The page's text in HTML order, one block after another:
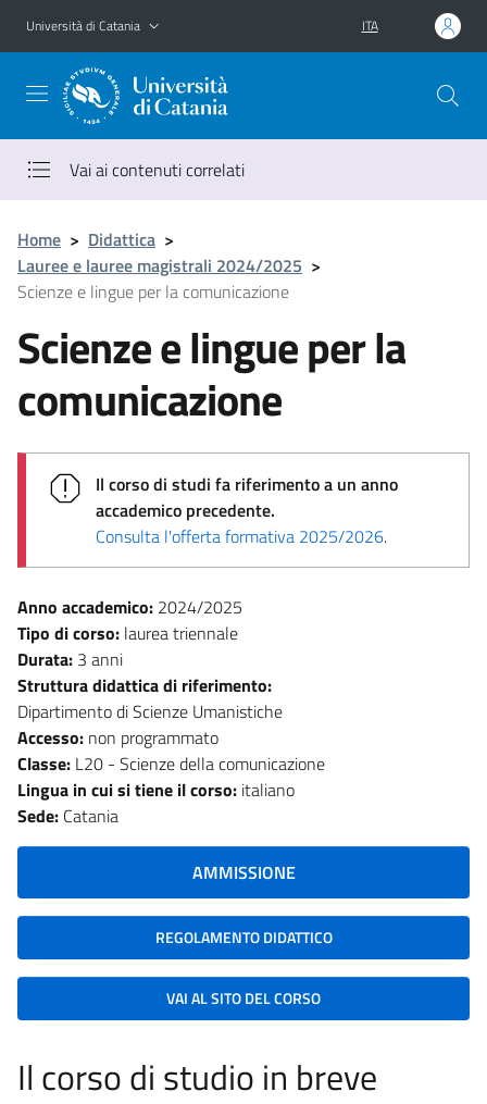
Vai al contenuto principale
Vai al menu di navigazione
Università di Catania ITA
Vai ai contenuti correlati
Home > Didattica >
Lauree e lauree magistrali 2024/2025 >
Scienze e lingue per la comunicazione
Scienze e lingue per la
comunicazione
Il corso di studi fa riferimento a un anno
accademico precedente.
Consulta l'offerta formativa 2025/2026.
Anno accademico: 2024/2025
Tipo di corso: laurea triennale
Durata: 3 anni
Struttura didattica di riferimento:
Dipartimento di Scienze Umanistiche
Accesso: non programmato
Classe: L20 - Scienze della comunicazione
Lingua in cui si tiene il corso: italiano
Sede: Catania
AMMISSIONE
REGOLAMENTO DIDATTICO
VAI AL SITO DEL CORSO
Il corso di studio in breve